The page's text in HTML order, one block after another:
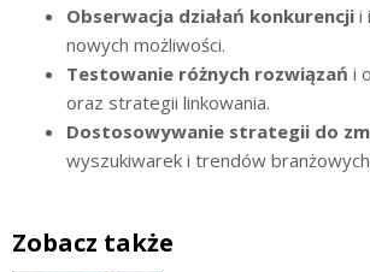
Obserwacja działań konkurencji i
nowych możliwości.
Testowanie różnych rozwiązań i
oraz strategii linkowania.
Dostosowywanie strategii do
wyszukiwarek i trendów
Zobacz także